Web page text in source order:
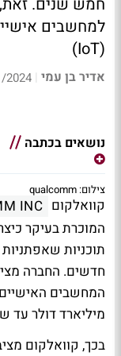
למחשבים
(IoT)
אדיר בן עמי |
18:46
נושאים בכתבה
צילום: qualcomm
קוואלקום INC
המוכרת בעיקר
תוכניות
חדשים. החברה
מיליארד דולר עד שנת
בכך, קוואלקום